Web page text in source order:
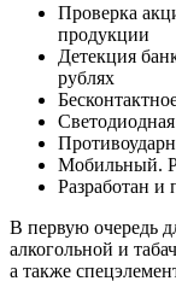
Проверка
продукции
Детекция
рублях
Мобильный.
Разработан и
В первую очередь
алкогольной и
а также